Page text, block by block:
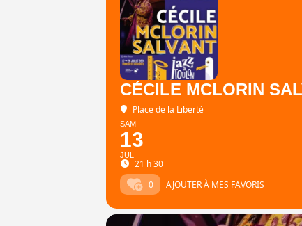
CÉCILE MCLORIN
Place de la Liberté
SAM
13
JUL
21 h 30
0
AJOUTER À MES FAVORIS